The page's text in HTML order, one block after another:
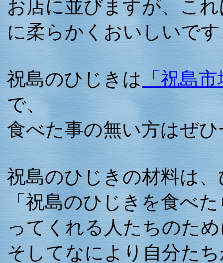
お店に並びますが、こ
に柔らかくおいしいです
祝島のひじきは 「祝島
で、
食べた事の無い方はぜ
祝島のひじきの材料は
「祝島のひじきを食べ
ってくれる人たちのた
そしてなにより自分た